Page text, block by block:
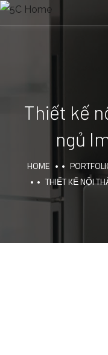
Thiết kế
ngủ
HOME
THIẾT KẾ NỘI